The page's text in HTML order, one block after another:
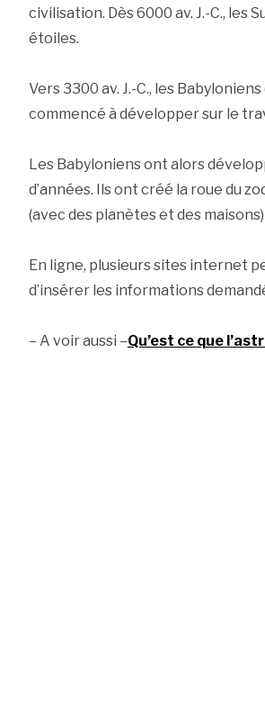
civilisation. Dès 6000 av. J.-C., les
étoiles.
Vers 3300 av. J.-C., les
commencé à développer sur le
Les Babyloniens ont alors
d’années. Ils ont créé la roue du
(avec des planètes et des maisons)
En ligne, plusieurs sites internet
d’insérer les informations
– A voir aussi –Qu’est ce que